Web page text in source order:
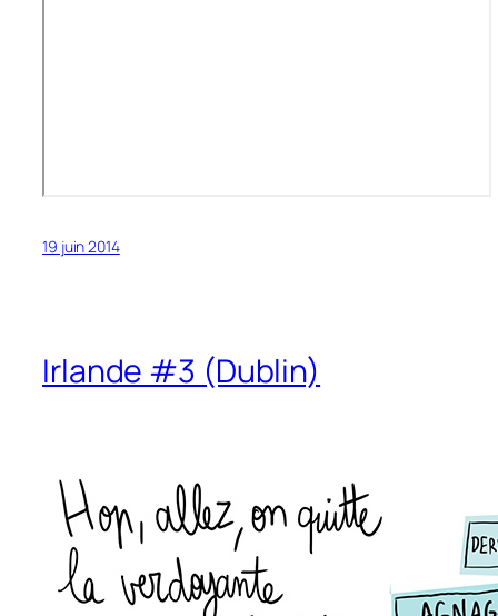
19 juin 2014
Irlande #3 (Dublin)